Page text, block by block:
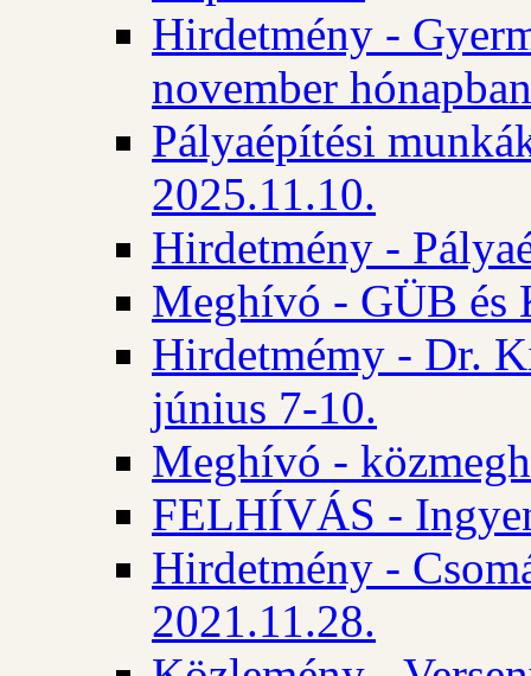
Hirdetmény -
november hónapban
Pályaépítési
2025.11.10.
Hirdetmény -
Meghívó - GÜB és
Hirdetmémy - Dr.
június 7-10.
Meghívó -
FELHÍVÁS -
Hirdetmény -
2021.11.28.